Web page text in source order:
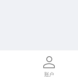
账户